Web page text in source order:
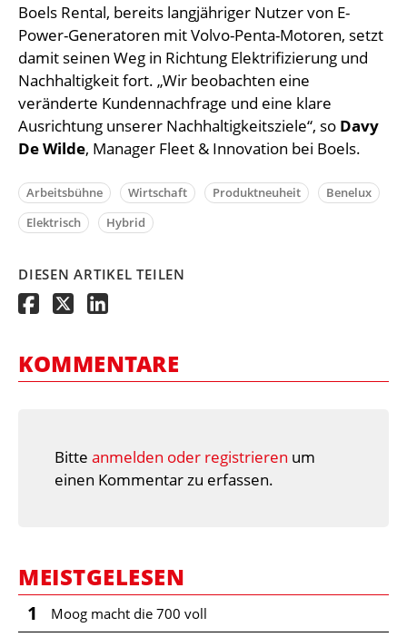
Boels Rental, bereits langjähriger Nutzer von E-
Power-Generatoren mit Volvo-Penta-Motoren, setzt
damit seinen Weg in Richtung Elektrifizierung und
Nachhaltigkeit fort. „Wir beobachten eine
veränderte Kundennachfrage und eine klare
Ausrichtung unserer Nachhaltigkeitsziele“, so Davy
De Wilde, Manager Fleet & Innovation bei Boels.
Arbeitsbühne Wirtschaft Produktneuheit
Benelux
Elektrisch
Hybrid
DIESEN ARTIKEL TEILEN
KOMMENTARE
Bitte anmelden oder registrieren um
einen Kommentar zu erfassen.
MEISTGELESEN
1 Moog macht die 700 voll